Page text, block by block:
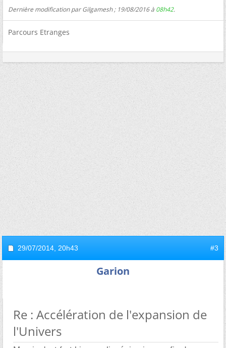
Dernière modification par Gilgamesh ; 19/08/2016 à 08h42.
Parcours Etranges
29/07/2014, 20h43 #3
Garion
Re : Accélération de l'expansion de
l'Univers